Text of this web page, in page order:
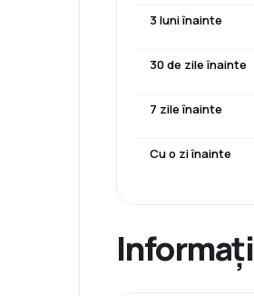
3 luni înainte
30 de zile înainte
7 zile înainte
Cu o zi înainte